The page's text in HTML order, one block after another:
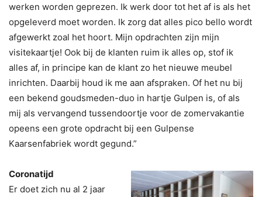
werken worden geprezen. Ik werk door tot het af is als het
opgeleverd moet worden. Ik zorg dat alles pico bello wordt
afgewerkt zoal het hoort. Mijn opdrachten zijn mijn
visitekaartje! Ook bij de klanten ruim ik alles op, stof ik
alles af, in principe kan de klant zo het nieuwe meubel
inrichten. Daarbij houd ik me aan afspraken. Of het nu bij
een bekend goudsmeden-duo in hartje Gulpen is, of als
mij als vervangend tussendoortje voor de zomervakantie
opeens een grote opdracht bij een Gulpense
Kaarsenfabriek wordt gegund.”
Coronatijd
Er doet zich nu al 2 jaar